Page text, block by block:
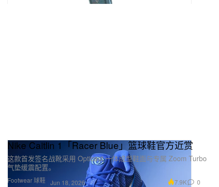
Footwear 球鞋
Nike Caitlin 1「Racer Blue」篮球鞋官方近赏
这款首发签名战靴采用 Opticast 一体成型鞋面与专属 Zoom Turbo
气垫缓震配置。
Jun 18, 2026 7.9K 0